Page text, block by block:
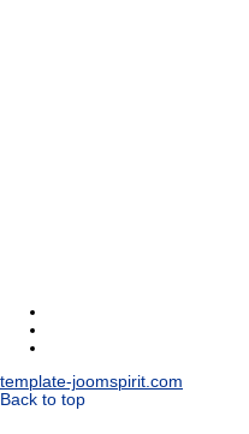
template-joomspirit.com
Back to top